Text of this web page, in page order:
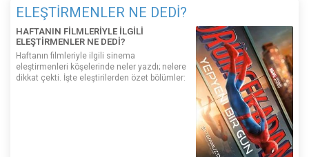
ELEŞTİRMENLER NE DEDİ?
HAFTANIN FİLMLERİYLE İLGİLİ
ELEŞTİRMENLER NE DEDİ?
Haftanın filmleriyle ilgili sinema
eleştirmenleri köşelerinde neler yazdı; nelere
dikkat çekti. İşte eleştirilerden özet bölümler: